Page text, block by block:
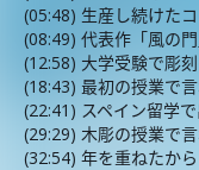
(05:48) 生産し続けた
(08:49) 代表作「風の
(12:58) 大学受験で彫
(18:43) 最初の授業で
(22:41) スペイン留学
(29:29) 木彫の授業で
(32:54) 年を重ねたか